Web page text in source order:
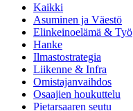
Kaikki
Asuminen ja Väestö
Elinkeinoelämä & Työ
Hanke
Ilmastostrategia
Liikenne & Infra
Omistajanvaihdos
Osaajien houkuttelu
Pietarsaaren seutu